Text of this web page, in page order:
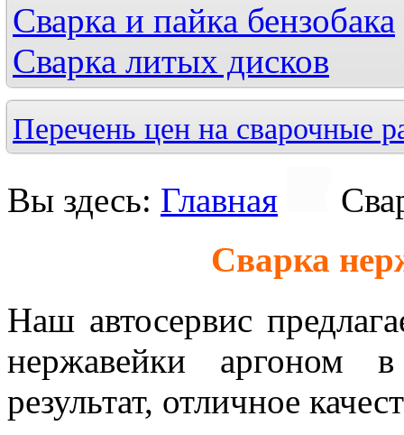
Сварка и пайка бензобака
Сварка литых дисков
Перечень цен на сварочные
Вы здесь: Главная
Сварка
Наш автосервис
нержавейки
результат, отличное